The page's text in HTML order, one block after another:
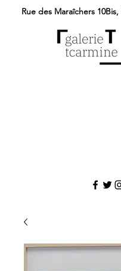
Rue des Maraîchers 10Bis,